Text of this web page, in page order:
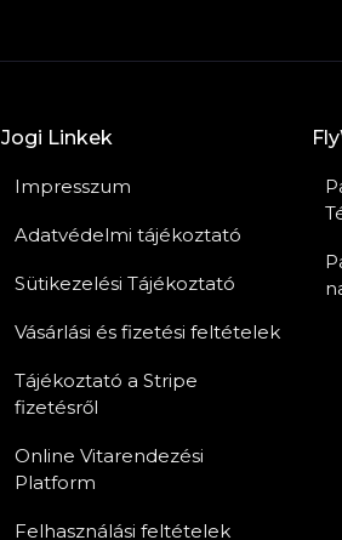
Jogi Linkek
Impresszum
Adatvédelmi tájékoztató
Sütikezelési Tájékoztató
Vásárlási és fizetési feltételek
Tájékoztató a Stripe
fizetésről
Online Vitarendezési
Platform
Felhasználási feltételek